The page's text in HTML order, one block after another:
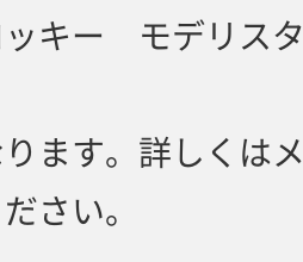
ッキー モデリス
ます。詳しくは
さい。